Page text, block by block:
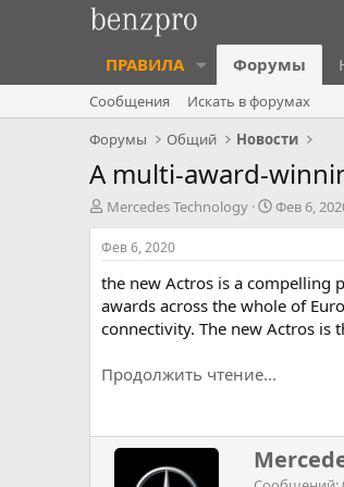
ПРАВИЛА Форумы
Сообщения
Искать в форумах
Форумы
Общий Новости
A multi-award-
А
в
т
о
р
т
е
Mercedes Technology
Д
а
а
н
а
ч
а
Фев 6,
Фев 6, 2020
the new Actros is a compelling
awards across the whole of
connectivity. The new Actros is
Продолжить чтение...
Н
а